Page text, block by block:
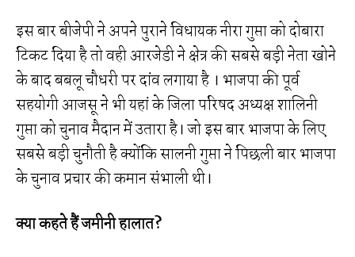
इस बार बीजेपी ने अपने पुराने विधायक नीरा गुप्ता को दोबारा
टिकट दिया है तो वही आरजेडी ने क्षेत्र की सबसे बड़ी नेता खोने
के बाद बबलू चौधरी पर दांव लगाया है । भाजपा की पूर्व
सहयोगी आजसू ने भी यहां के जिला परिषद अध्यक्ष शालिनी
गुप्ता को चुनाव मैदान में उतारा है। जो इस बार भाजपा के लिए
सबसे बड़ी चुनौती है क्योंकि सालनी गुप्ता ने पिछली बार भाजपा
के चुनाव प्रचार की कमान संभाली थी।
क्या कहते हैं जमीनी हालात?